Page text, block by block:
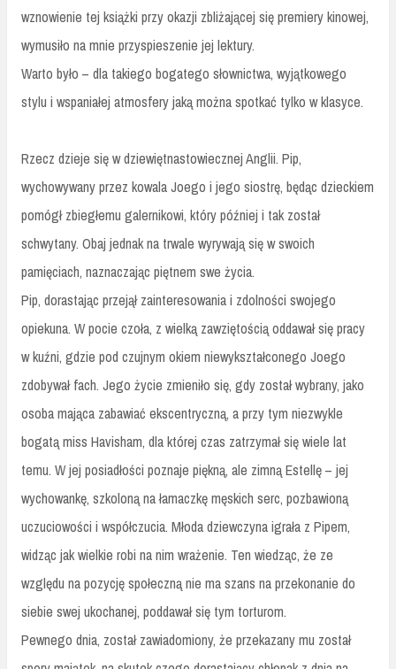
wznowienie tej książki przy okazji zbliżającej się premiery kinowej,
wymusiło na mnie przyspieszenie jej lektury.
Warto było – dla takiego bogatego słownictwa, wyjątkowego
stylu i wspaniałej atmosfery jaką można spotkać tylko w klasyce.
Rzecz dzieje się w dziewiętnastowiecznej Anglii. Pip,
wychowywany przez kowala Joego i jego siostrę, będąc dzieckiem
pomógł zbiegłemu galernikowi, który później i tak został
schwytany. Obaj jednak na trwale wyrywają się w swoich
pamięciach, naznaczając piętnem swe życia.
Pip, dorastając przejął zainteresowania i zdolności swojego
opiekuna. W pocie czoła, z wielką zawziętością oddawał się pracy
w kuźni, gdzie pod czujnym okiem niewykształconego Joego
zdobywał fach. Jego życie zmieniło się, gdy został wybrany, jako
osoba mająca zabawiać ekscentryczną, a przy tym niezwykle
bogatą miss Havisham, dla której czas zatrzymał się wiele lat
temu. W jej posiadłości poznaje piękną, ale zimną Estellę – jej
wychowankę, szkoloną na łamaczkę męskich serc, pozbawioną
uczuciowości i współczucia. Młoda dziewczyna igrała z Pipem,
widząc jak wielkie robi na nim wrażenie. Ten wiedząc, że ze
względu na pozycję społeczną nie ma szans na przekonanie do
siebie swej ukochanej, poddawał się tym torturom.
Pewnego dnia, został zawiadomiony, że przekazany mu został